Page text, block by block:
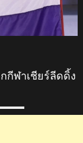
กีฬาเชียร์ลีดดิ้ง